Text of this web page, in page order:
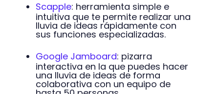
Scapple: herramienta simple e
intuitiva que te permite realizar una
lluvia de ideas rápidamente con
sus funciones especializadas.
Google Jamboard: pizarra
interactiva en la que puedes hacer
una lluvia de ideas de forma
colaborativa con un equipo de